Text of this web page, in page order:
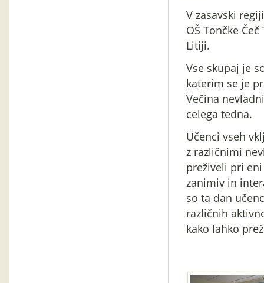
V zasavski
OŠ Tončke
Litiji.
Vse skupaj je
katerim se je
Večina
celega tedna.
Učenci vseh
z različnimi
preživeli pri
zanimiv in
so ta dan
različnih
kako lahko